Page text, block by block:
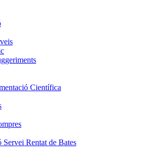
Científica
Servei Rentat de Bates